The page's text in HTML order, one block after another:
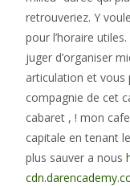
retrouveriez. Y
pour l’horaire
juger d’organiser
articulation et vous
compagnie de cet
cabaret , ! mon
capitale en tenant
plus sauver a nous